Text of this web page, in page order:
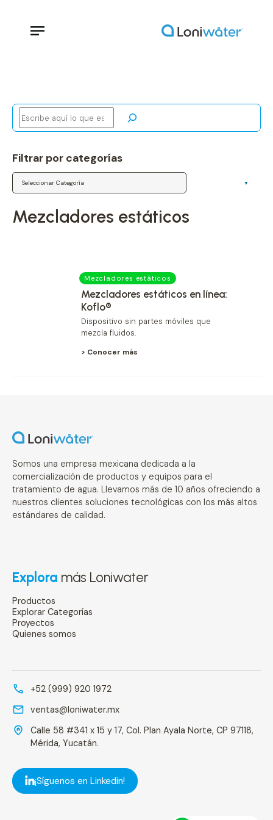
Buscar
Filtrar por categorías
Categorías
mezcladores estáticos
Mezcladores estáticos
Mezcladores estáticos en línea:
Koflo®
Dispositivo sin partes móviles que
mezcla fluidos.
> Conocer más
Somos una empresa mexicana dedicada a la
comercialización de productos y equipos para el
tratamiento de agua. Llevamos más de 10 años ofreciendo a
nuestros clientes soluciones tecnológicas con los más altos
estándares de calidad.
Explora más Loniwater
Productos
Explorar Categorías
Proyectos
Quienes somos
+52 (999) 920 1972
ventas@loniwater.mx
Calle 58 #341 x 15 y 17, Col. Plan Ayala Norte, CP 97118,
Mérida, Yucatán.
¡Síguenos en Linkedin!